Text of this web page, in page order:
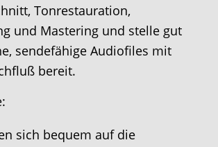
Tonrestauration,
und Mastering und stelle gut
sendefähige Audiofiles mit
bereit.
sich bequem auf die